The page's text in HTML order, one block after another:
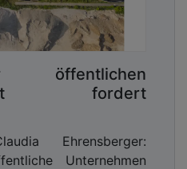
fordert
Ehrensberger:
Unternehmen